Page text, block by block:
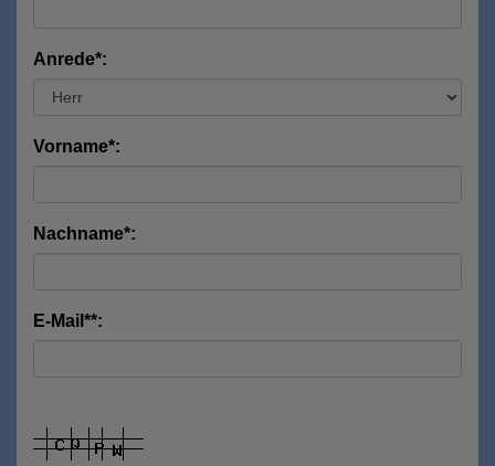
Anrede*:
Vorname*:
Nachname*:
E-Mail**: